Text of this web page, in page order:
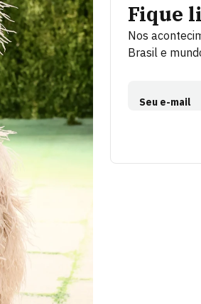
Fique
Nos
Brasil e
Seu e-mail